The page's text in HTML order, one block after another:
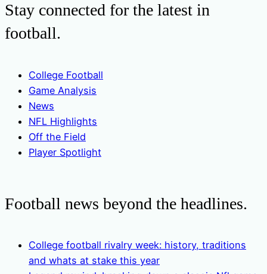
Stay connected for the latest in
football.
College Football
Game Analysis
News
NFL Highlights
Off the Field
Player Spotlight
Football news beyond the headlines.
College football rivalry week: history, traditions
and whats at stake this year